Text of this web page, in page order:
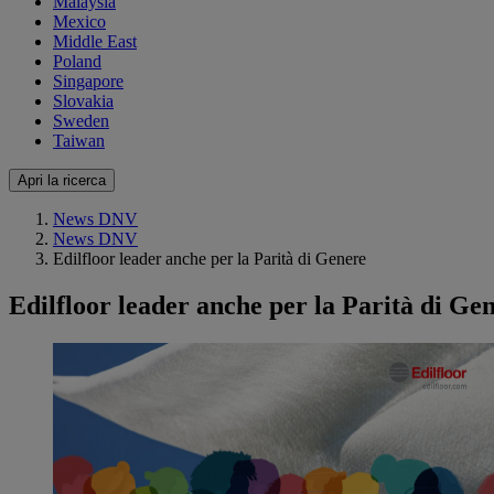
Mexico
Middle East
Poland
Singapore
Slovakia
Sweden
Taiwan
Apri la ricerca
News DNV
News DNV
Edilfloor leader anche per la Parità di Genere
Edilfloor leader anche per la Parità di